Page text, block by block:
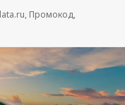
, Промокод,